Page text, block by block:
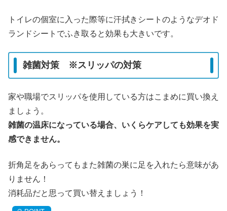
トイレの個室に入った際等に汗拭きシートのようなデオド
ランドシートでふき取ると効果も大きいです。
雑菌対策 ※スリッパの対策
家や職場でスリッパを使用している方はこまめに買い換え
ましょう。
雑菌の温床になっている場合、いくらケアしても効果を実
感できません。
折角足をあらってもまた雑菌の巣に足を入れたら意味があ
りません！
消耗品だと思って買い替えましょう！